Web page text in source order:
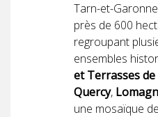
Tarn-et-
près de 600
regroupant
ensembles
et Terrasses
Quercy,
une mosaïque